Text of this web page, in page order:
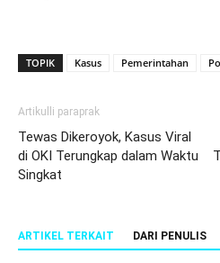
TOPIK Kasus Pemerintahan
Artikulli paraprak
Tewas Dikeroyok, Kasus Viral
di OKI Terungkap dalam Waktu
Singkat
ARTIKEL TERKAIT DARI PENULIS